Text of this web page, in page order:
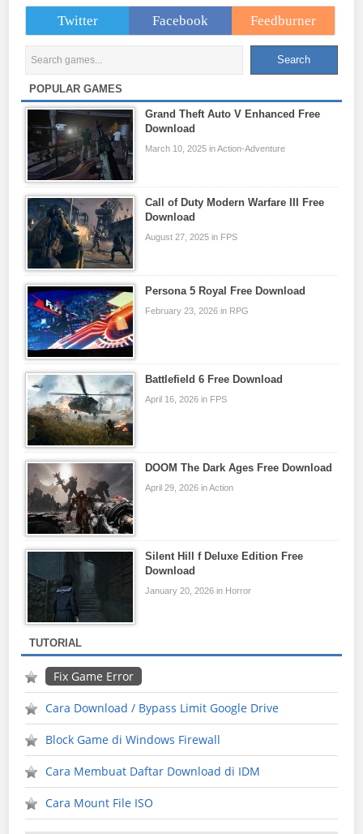
Twitter Facebook Feedburner
POPULAR GAMES
Grand Theft Auto V Enhanced Free
Download
March 10, 2025 in Action-Adventure
Call of Duty Modern Warfare III Free
Download
August 27, 2025 in FPS
Persona 5 Royal Free Download
February 23, 2026 in RPG
Battlefield 6 Free Download
April 16, 2026 in FPS
DOOM The Dark Ages Free Download
April 29, 2026 in Action
Silent Hill f Deluxe Edition Free
Download
January 20, 2026 in Horror
TUTORIAL
Fix Game Error
Cara Download / Bypass Limit Google Drive
Block Game di Windows Firewall
Cara Membuat Daftar Download di IDM
Cara Mount File ISO